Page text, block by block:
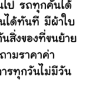
ไป รถทุกคันได้
ได้ทันที มีผ้าใบ
สิ่งของที่ขนย้าย
ามราคาค่า
รทุกวันไม่มีวัน